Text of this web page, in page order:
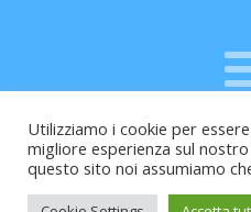
Raffaele Vitali - via
Cod.Fisc
Trib.Fermo n.04/
Utilizziamo i cookie per
migliore esperienza sul
questo sito noi assumiamo